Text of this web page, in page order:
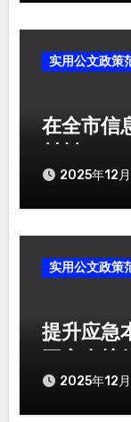
实用公文政策
在全市信
2025年12
实用公文政策
提升应急
2025年12月